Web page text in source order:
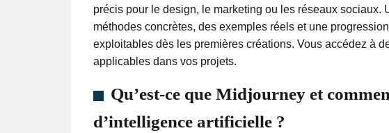
précis pour le design, le marketing ou les réseaux sociaux.
méthodes concrètes, des exemples réels et une
exploitables dès les premières créations. Vous accédez à
applicables dans vos projets.
Qu’est-ce que Midjourney et
d’intelligence artificielle ?